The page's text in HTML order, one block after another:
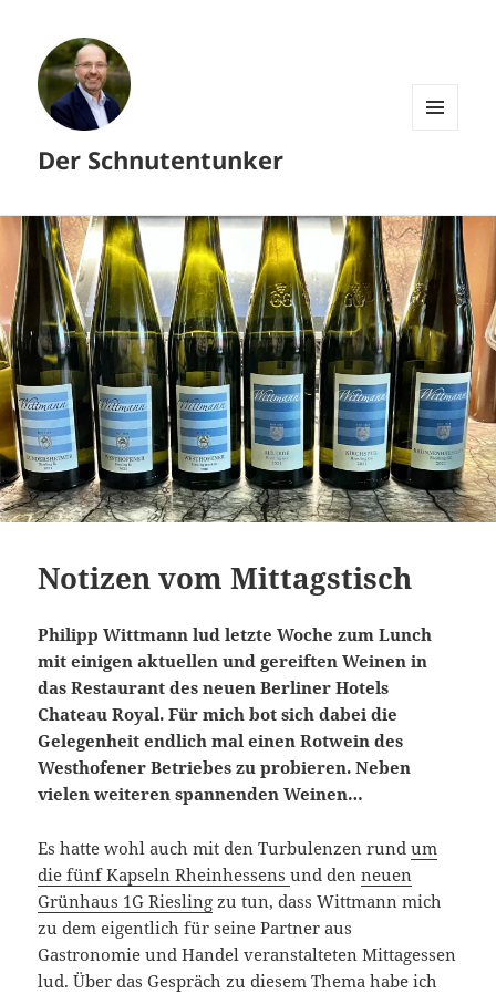
Der Schnutentunker
Notizen vom Mittagstisch
Philipp Wittmann lud letzte Woche zum Lunch
mit einigen aktuellen und gereiften Weinen in
das Restaurant des neuen Berliner Hotels
Chateau Royal. Für mich bot sich dabei die
Gelegenheit endlich mal einen Rotwein des
Westhofener Betriebes zu probieren. Neben
vielen weiteren spannenden Weinen…
Es hatte wohl auch mit den Turbulenzen rundum
die fünf Kapseln Rheinhessensund denneuen
Grünhaus 1G Riesling zu tun, dass Wittmann mich
zu dem eigentlich für seine Partner aus
Gastronomie und Handel veranstalteten Mittagessen
lud. Über das Gespräch zu diesem Thema habe ich